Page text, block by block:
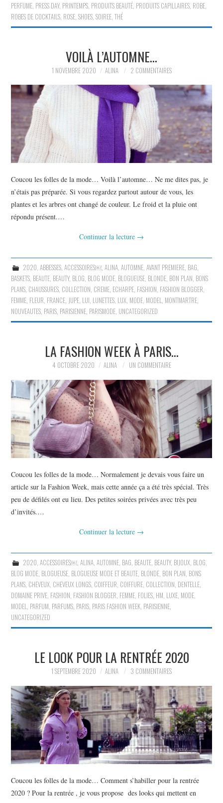
PERFUME PRESS DAY, PRINTEMPS PRODUITS BEAUTÉ PRODUITS CAPILLAIRES ROBE
ROBES DE COCKTAILS ROSE ,SHOES ,SOIREE ,THÉ
VOILÀ L’AUTOMNE…
1 NOVEMBRE 2020 ALINA 2 COMMENTAIRES
Coucou les folles de la mode… Voilà l’automne… Ne me dites pas, je
n’étais pas préparée. Si vous regardez partout autour de vous, les
plantes et les arbres ont changé de couleur. Le froid et la pluie ont
répondu présent.…
Continuer la lecture →
2020, ABBESSES, ACCESSOIRES￼, ALINA, AUTOMNE, AVANT PREMIERE, BAG,
BASKETS, BEAUTE, BEAUTY, BLOG, BLOG MODE, BLOGUEUSE, BLONDE, BON PLAN, BONS
PLANS, CHAUSSURES, COLLECTION, CREME, ECHARPE, FASHION, FASHION BLOGGER,
FEMME, FLEUR, FRANCE, JUPE, LUI, LUNETTES, LUX, MODE, MODEL, MONTMARTRE,
NOUVEAUTES, PARIS, PARISIENNE, PARISMODE, UNCATEGORIZED
LA FASHION WEEK À PARIS…
4 OCTOBRE 2020 ALINA UN COMMENTAIRE
Coucou les folles de la mode… Normalement je devais vous faire un
article sur la Fashion Week, mais cette année ça a été très spécial. Très
peu de défilés ont eu lieu. Des petites soirées privées avec très peu
d’invités.…
Continuer la lecture →
2020, ACCESSOIRES￼, ALINA, AUTOMNE, BAG, BEAUTE, BEAUTY, BIJOUX, BLOG,
BLOG MODE, BLOGUEUSE, BLOGUEUSE MODE ET BEAUTE, BLONDE, BON PLAN, BONS
PLANS, CHEVEUX, CHEVEUX LONGS, COIFFEUR, COIFFURE, COLLECTION, DENTELLE,
DOMAINE PRIVE, FASHION, FASHION BLOGGER, FEMME, FOLIES, HM, LUXE, MODE,
MODEL, PARFUM, PARFUMS, PARIS, PARIS FASHION WEEK, PARISIENNE,
UNCATEGORIZED
LE LOOK POUR LA RENTRÉE 2020
1 SEPTEMBRE 2020 ALINA 3 COMMENTAIRES
Coucou les folles de la mode… Comment s’habiller pour la rentrée
2020 ? Pour la rentrée , je vous propose des looks qui mettent en